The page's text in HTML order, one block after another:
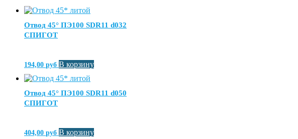
Отвод 45° ПЭ100 SDR11 d032
СПИГОТ
194,00 руб В корзину
Отвод 45° ПЭ100 SDR11 d050
СПИГОТ
404,00 руб В корзину